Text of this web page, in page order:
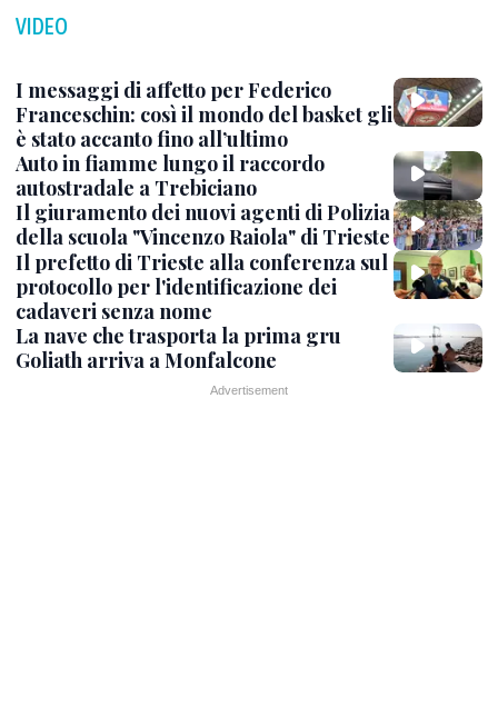
VIDEO
I messaggi di affetto per Federico
Franceschin: così il mondo del basket gli
è stato accanto fino all’ultimo
Auto in fiamme lungo il raccordo
autostradale a Trebiciano
Il giuramento dei nuovi agenti di Polizia
della scuola "Vincenzo Raiola" di Trieste
Il prefetto di Trieste alla conferenza sul
protocollo per l'identificazione dei
cadaveri senza nome
La nave che trasporta la prima gru
Goliath arriva a Monfalcone